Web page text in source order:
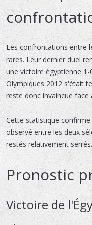
Les confrontations entre
rares. Leur dernier duel
une victoire égyptienne
Olympiques 2012 s'était
reste donc invaincue face
Cette statistique
observé entre les deux
restés relativement serrés.
Pronostic
Victoire de